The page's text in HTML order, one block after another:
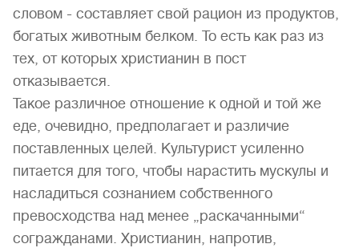
словом - составляет свой рацион из продуктов,
богатых животным белком. То есть как раз из
тех, от которых христианин в пост
отказывается.
Такое различное отношение к одной и той же
еде, очевидно, предполагает и различие
поставленных целей. Культурист усиленно
питается для того, чтобы нарастить мускулы и
насладиться сознанием собственного
превосходства над менее „раскачанными“
согражданами. Христианин, напротив,